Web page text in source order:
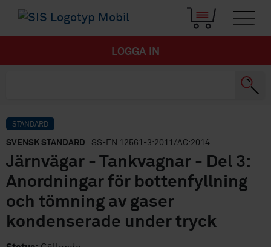
LOGGA IN
STANDARD
SVENSK STANDARD · SS-EN 12561-3:2011/AC:2014
Järnvägar - Tankvagnar - Del 3:
Anordningar för bottenfyllning
och tömning av gaser
kondenserade under tryck